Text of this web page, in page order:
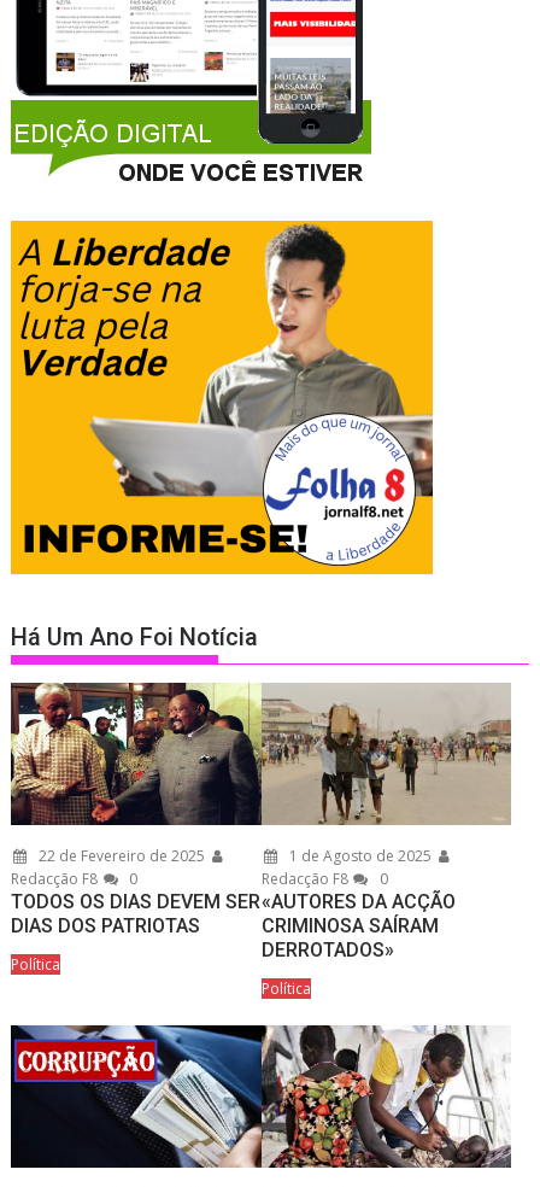
Há Um Ano Foi Notícia
22 de Fevereiro de 2025
Redacção F8
0
TODOS OS DIAS DEVEM SER
DIAS DOS PATRIOTAS
Política
1 de Agosto de 2025
Redacção F8
0
«AUTORES DA ACÇÃO
CRIMINOSA SAÍRAM
DERROTADOS»
Política